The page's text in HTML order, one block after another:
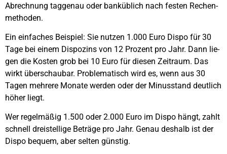
Abrech­nung tag­ge­nau oder bank­üb­lich nach fes­ten Rechen­
me­tho­den.
Ein ein­fa­ches Bei­spiel: Sie nut­zen 1.000 Euro Dis­po für 30
Tage bei einem Dis­po­zins von 12 Pro­zent pro Jahr. Dann lie­
gen die Kos­ten grob bei 10 Euro für die­sen Zeit­raum. Das
wirkt über­schau­bar. Pro­ble­ma­tisch wird es, wenn aus 30
Tagen meh­re­re Mona­te wer­den oder der Minus­stand deut­lich
höher liegt.
Wer regel­mä­ßig 1.500 oder 2.000 Euro im Dis­po hängt, zahlt
schnell drei­stel­li­ge Beträ­ge pro Jahr. Genau des­halb ist der
Dis­po bequem, aber sel­ten güns­tig.